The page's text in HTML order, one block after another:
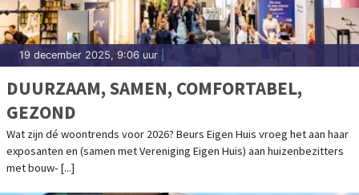
19 december 2025, 9:06 uur
DUURZAAM, SAMEN, COMFORTABEL,
GEZOND
Wat zijn dé woontrends voor 2026? Beurs Eigen Huis vroeg het aan haar
exposanten en (samen met Vereniging Eigen Huis) aan huizenbezitters
met bouw- [...]